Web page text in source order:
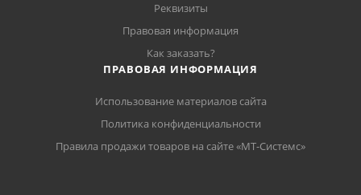
Реквизиты
Правовая информация
Как заказать?
ПРАВОВАЯ ИНФОРМАЦИЯ
Использование материалов сайта
Политика конфиденциальности
Правила продажи товаров на сайте «МТ-Системс»